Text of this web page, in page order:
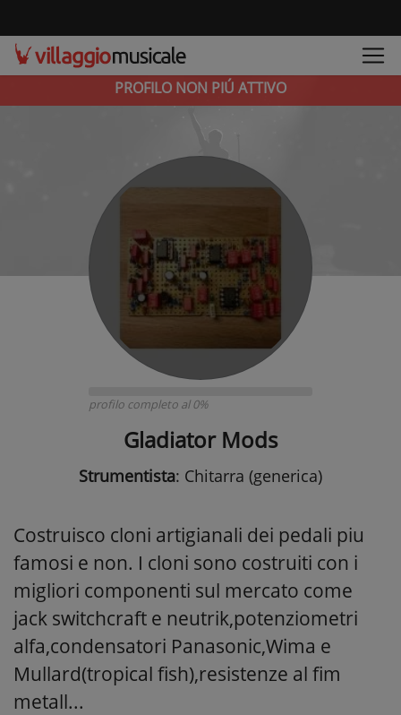
PROFILO NON PIÚ ATTIVO
profilo completo al 0%
Gladiator Mods
Strumentista: Chitarra (generica)
Costruisco cloni artigianali dei pedali piu
famosi e non. I cloni sono costruiti con i
migliori componenti sul mercato come
jack switchcraft e neutrik,potenziometri
alfa,condensatori Panasonic,Wima e
Mullard(tropical fish),resistenze al fim
metall...